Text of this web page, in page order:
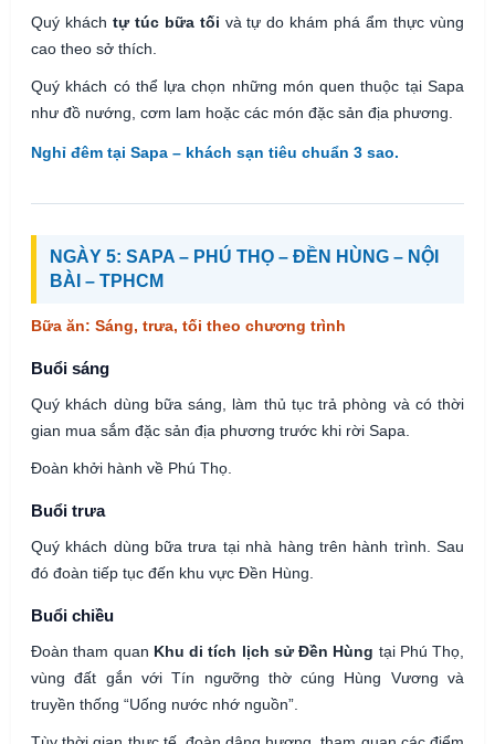
Quý khách tự túc bữa tối và tự do khám phá ẩm thực vùng
cao theo sở thích.
Quý khách có thể lựa chọn những món quen thuộc tại Sapa
như đồ nướng, cơm lam hoặc các món đặc sản địa phương.
Nghỉ đêm tại Sapa – khách sạn tiêu chuẩn 3 sao.
NGÀY 5: SAPA – PHÚ THỌ – ĐỀN HÙNG – NỘI
BÀI – TPHCM
Bữa ăn: Sáng, trưa, tối theo chương trình
Buổi sáng
Quý khách dùng bữa sáng, làm thủ tục trả phòng và có thời
gian mua sắm đặc sản địa phương trước khi rời Sapa.
Đoàn khởi hành về Phú Thọ.
Buổi trưa
Quý khách dùng bữa trưa tại nhà hàng trên hành trình. Sau
đó đoàn tiếp tục đến khu vực Đền Hùng.
Buổi chiều
Đoàn tham quan Khu di tích lịch sử Đền Hùng tại Phú Thọ,
vùng đất gắn với Tín ngưỡng thờ cúng Hùng Vương và
truyền thống “Uống nước nhớ nguồn”.